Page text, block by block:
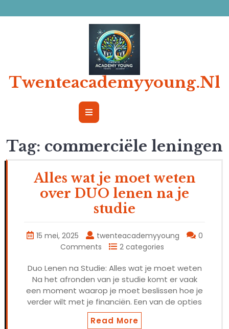
naar
Twenteacademyyoung.nl
Open
Tag: commerciële leningen
Alles wat je moet weten
over DUO lenen na je
studie
15 mei, 2025 twenteacademyyoung
0
Comments
2 categories
Duo Lenen na Studie: Alles wat je moet weten
Na het afronden van je studie komt er vaak
een moment waarop je moet beslissen hoe je
verder wilt met je financiën. Een van de opties
Read More